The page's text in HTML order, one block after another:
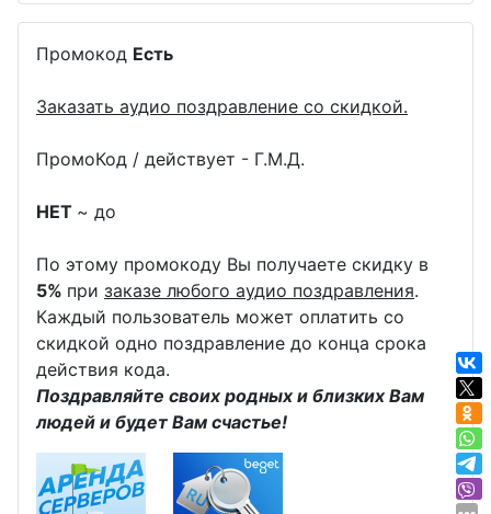
Промокод Есть
Заказать аудио поздравление со скидкой.
ПромоКод / действует - Г.М.Д.
НЕТ ~ до
По этому промокоду Вы получаете скидку в
5% при заказе любого аудио поздравления.
Каждый пользователь может оплатить со
скидкой одно поздравление до конца срока
действия кода.
Поздравляйте своих родных и близких Вам
людей и будет Вам счастье!